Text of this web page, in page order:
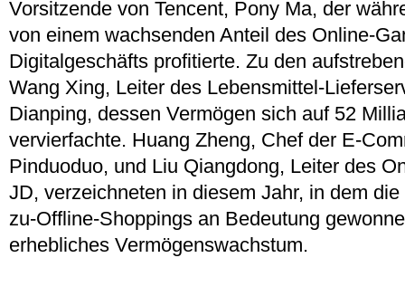
Vorsitzende von Tencent, Pony Ma, der
von einem wachsenden Anteil des Online-
Digitalgeschäfts profitierte. Zu den
Wang Xing, Leiter des Lebensmittel-
Dianping, dessen Vermögen sich auf 52
vervierfachte. Huang Zheng, Chef der E-
Pinduoduo, und Liu Qiangdong, Leiter des
JD, verzeichneten in diesem Jahr, in dem
zu-Offline-Shoppings an Bedeutung
erhebliches Vermögenswachstum.